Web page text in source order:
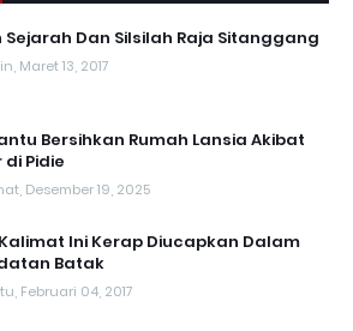
Sejarah Dan Silsilah Raja Sitanggang
Maret 13, 2017
Bersihkan Rumah Lansia Akibat
di Pidie
Desember 19, 2025
Ini Kerap Diucapkan Dalam
Batak
Februari 04, 2017